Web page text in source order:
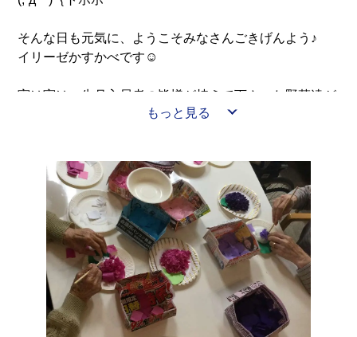
その他
そんな日も元気に、ようこそみなさんごきげんよう♪
イリーゼかすかべです☺
実は実は、先月入居者の皆様が植えて下さった野菜達が
すくすくと順調に育ってきました🥰
ナスだけでなす、いや、ナスだけでなく( ´艸｀)トマトは
綺麗なベースグリーンが、ゴーヤはちいさな実が出始め
ました！
入居者の皆様が一口ずつでも召し上がられるくらい沢山
育ちますように☆彡
もっと見る